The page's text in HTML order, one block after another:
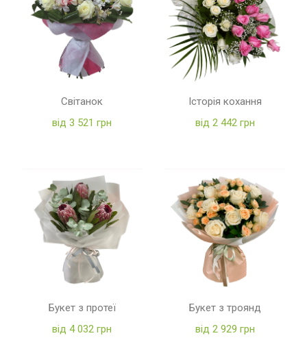
Світанок
від 3 521 грн
Історія кохання
від 2 442 грн
Букет з протеї
від 4 032 грн
Букет з троянд
від 2 929 грн